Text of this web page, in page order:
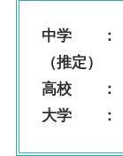
中学
（推定）
高校
大学 ：